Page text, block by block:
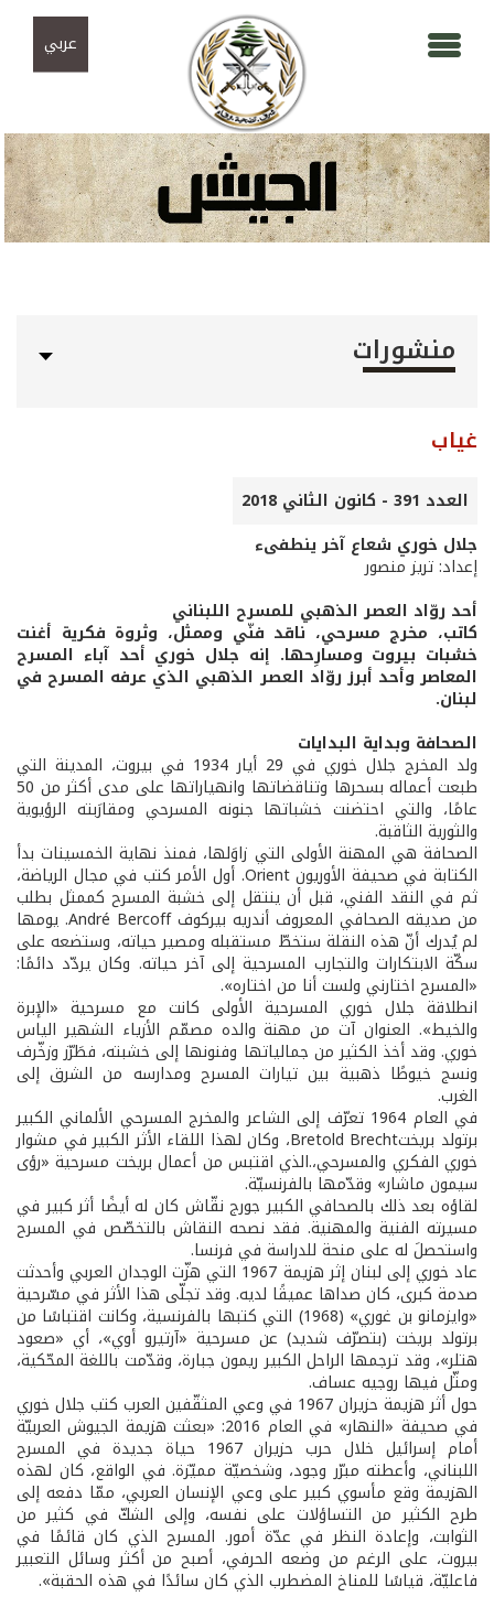
عربي
منشورات
غياب
العدد 391 - كانون الثاني 2018
جلال خوري شعاع آخر ينطفىء
إعداد: تريز منصور
أحد روّاد العصر الذهبي للمسرح اللبناني
كاتب، مخرج مسرحي، ناقد فنّي وممثل، وثروة فكرية أغنت
خشبات بيروت ومسارِحها. إنه جلال خوري أحد آباء المسرح
المعاصر وأحد أبرز روّاد العصر الذهبي الذي عرفه المسرح في
لبنان.
الصحافة وبداية البدايات
ولد المخرج جلال خوري في 29 أيار 1934 في بيروت، المدينة التي
طبعت أعماله بسحرها وتناقضاتها وانهياراتها على مدى أكثر من 50
عامًا، والتي احتضنت خشباتها جنونه المسرحي ومقارَبته الرؤيوية
والثورية الثاقبة.
الصحافة هي المهنة الأولى التي زاوَلها، فمنذ نهاية الخمسينات بدأ
الكتابة في صحيفة الأوريون Orient. أول الأمر كتب في مجال الرياضة،
ثم في النقد الفني، قبل أن ينتقل إلى خشبة المسرح كممثل بطلب
من صديقه الصحافي المعروف أندريه بيركوف André Bercoff. يومها
لم يُدرك أنّ هذه النقلة ستخطّ مستقبله ومصير حياته، وستضعه على
سكّة الابتكارات والتجارب المسرحية إلى آخر حياته. وكان يردّد دائمًا:
«المسرح اختارني ولست أنا من اختاره».
انطلاقة جلال خوري المسرحية الأولى كانت مع مسرحية «الإبرة
والخيط». العنوان آت من مهنة والده مصمّم الأزياء الشهير الياس
خوري. وقد أخذ الكثير من جمالياتها وفنونها إلى خشبته، فطَرّز وزخّرف
ونسج خيوطًا ذهبية بين تيارات المسرح ومدارسه من الشرق إلى
الغرب.
في العام 1964 تعرّف إلى الشاعر والمخرج المسرحي الألماني الكبير
برتولد بريختBretold Brecht، وكان لهذا اللقاء الأثر الكبير في مشوار
خوري الفكري والمسرحي،.الذي اقتبس من أعمال بريخت مسرحية «رؤى
سيمون ماشار» وقدّمها بالفرنسيّة.
لقاؤه بعد ذلك بالصحافي الكبير جورج نقّاش كان له أيضًا أثر كبير في
مسيرته الفنية والمهنية. فقد نصحه النقاش بالتخصّص في المسرح
واستحصلَ له على منحة للدراسة في فرنسا.
عاد خوري إلى لبنان إثر هزيمة 1967 التي هزّت الوجدان العربي وأحدثت
صدمة كبرى، كان صداها عميقًا لديه. وقد تجلّى هذا الأثر في مسّرحية
«وايزمانو بن غوري» (1968) التي كتبها بالفرنسية، وكانت اقتباسًا من
برتولد بريخت (بتصرّف شديد) عن مسرحية «آرتيرو أوي»، أي «صعود
هتلر»، وقد ترجمها الراحل الكبير ريمون جبارة، وقدّمت باللغة المحّكية،
ومثّل فيها روجيه عساف.
حول أثر هزيمة حزيران 1967 في وعي المثقّفين العرب كتب جلال خوري
في صحيفة «النهار» في العام 2016: «بعثت هزيمة الجيوش العربيّة
أمام إسرائيل خلال حرب حزيران 1967 حياة جديدة في المسرح
اللبناني، وأعطته مبرّر وجود، وشخصيّة مميّزة. في الواقع، كان لهذه
الهزيمة وقع مأسوي كبير على وعي الإنسان العربي، ممّا دفعه إلى
طرح الكثير من التساؤلات على نفسه، وإلى الشكّ في كثير من
الثوابت، وإعادة النظر في عدّة أمور. المسرح الذي كان قائمًا في
بيروت، على الرغم من وضعه الحرفي، أصبح من أكثر وسائل التعبير
فاعليّة، قياسًا للمناخ المضطرب الذي كان سائدًا في هذه الحقبة».